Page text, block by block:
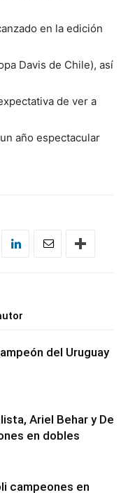
en la edición
Davis de Chile), así
de ver a
año espectacular
del Uruguay
Ariel Behar y De
en dobles
campeones en